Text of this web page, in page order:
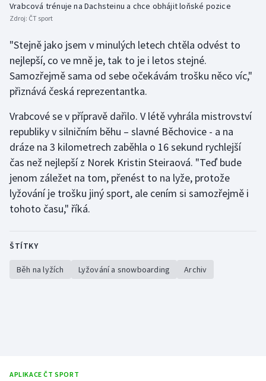
Judo
Krasobruslení
Lezení
Moderní pětiboj
Motorsport
Olympijské hry
Plavání
Plážový volejbal
Vrabcová trénuje na Dachsteinu a chce obhájit loňské pozice
Zdroj: ČT sport
"Stejně jako jsem v minulých letech chtěla odvést to
nejlepší, co ve mně je, tak to je i letos stejné.
Samozřejmě sama od sebe očekávám trošku něco víc,"
přiznává česká reprezentantka.
Vrabcové se v přípravě dařilo. V létě vyhrála mistrovství
republiky v silničním běhu – slavné Běchovice - a na
dráze na 3 kilometrech zaběhla o 16 sekund rychlejší
čas než nejlepší z Norek Kristin Steiraová. "Teď bude
jenom záležet na tom, přenést to na lyže, protože
lyžování je trošku jiný sport, ale cením si samozřejmě i
tohoto času," říká.
ŠTÍTKY
Běh na lyžích Lyžování a snowboarding Archiv
APLIKACE ČT SPORT